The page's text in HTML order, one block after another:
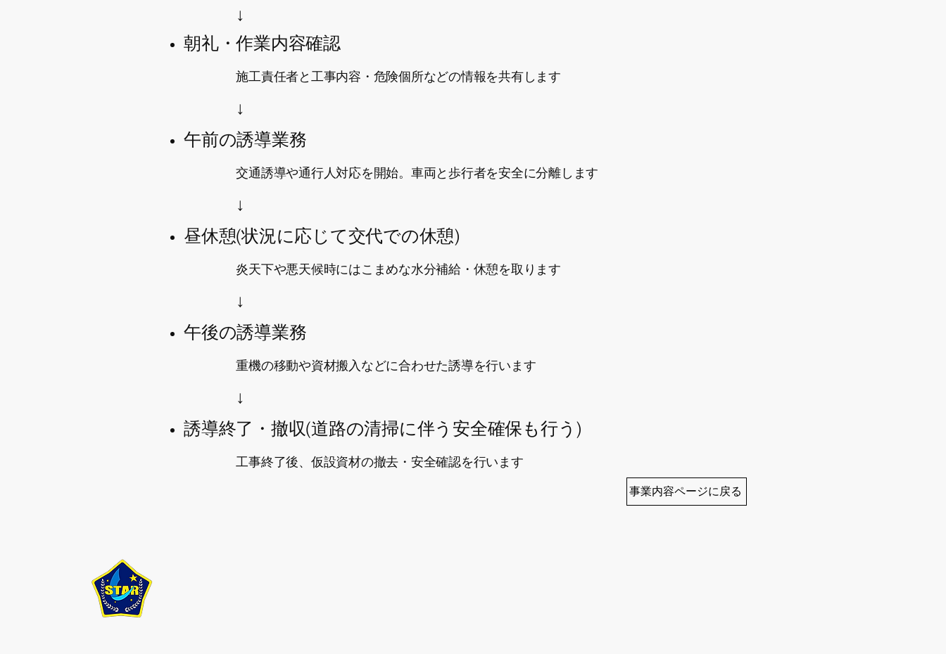
↓
朝礼・作業内容確認
施工責任者と工事内容・危険個所などの情報を共有します
↓
午前の誘導業務
交通誘導や通行人対応を開始。車両と歩行者を安全に分離します
↓
昼休憩(状況に応じて交代での休憩)
炎天下や悪天候時にはこまめな水分補給・休憩を取ります
↓
午後の誘導業務
重機の移動や資材搬入などに合わせた誘導を行います
↓
​誘導終了・撤収(道路の清掃に伴う安全確保も行う)
​工事終了後、仮設資材の撤去・安全確認を行います
事業内容ページに戻る